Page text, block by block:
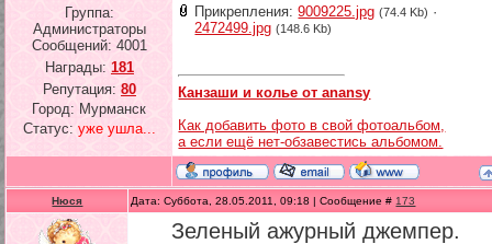
Группа:
Администраторы
Сообщений: 4001
Награды: 181
Репутация: 80
Город: Мурманск
Статус: уже ушла...
Прикрепления:9009225.jpg (74.4 Kb) ·
2472499.jpg (148.6 Kb)
Канзаши и колье от anansy
Как добавить фото в свой фотоальбом,
а если ещё нет-обзавестись альбомом.
Нюся Дата: Суббота, 28.05.2011, 09:18 | Сообщение # 173
Зеленый ажурный джемпер.